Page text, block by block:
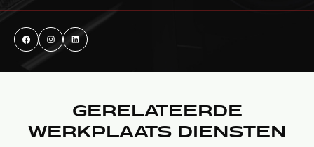
GERELATEERDE
WERKPLAATS DIENSTEN